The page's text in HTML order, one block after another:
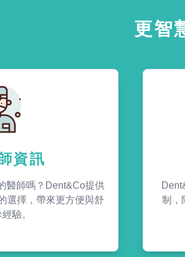
更智
資訊
醫師嗎？Dent&Co提供
選擇，帶來更方便與舒
驗。
制，